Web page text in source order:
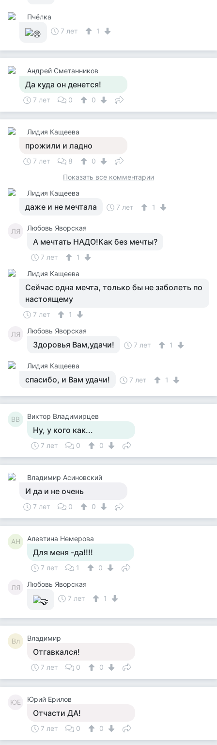
Пчёлка
7 лет
1
Андрей Сметанников
Да куда он денется!
7 лет 0 0
Лидия Кащеева
прожили и ладно
7 лет 8
0
Показать все комментарии
Лидия Кащеева
даже и не мечтала 7 лет 1
ЛЯ Любовь Яворская
А мечтать НАДО!Как без мечты?
7 лет
1
Лидия Кащеева
Сейчас одна мечта, только бы не заболеть по
настоящему
7 лет 1
ЛЯ Любовь Яворская
Здоровья Вам,удачи! 7 лет 1
Лидия Кащеева
спасибо, и Вам удачи! 7 лет 1
ВВ Виктор Владимирцев
Ну, у кого как...
7 лет 0 0
Владимир Асиновский
И да и не очень
7 лет 0 0
АН Алевтина Немерова
Для меня -да!!!!
7 лет 1 0
ЛЯ
Любовь Яворская
7 лет
1
Вл Владимир
Отгавкался!
7 лет 0 0
ЮЕ Юрий Ерилов
Отчасти ДА!
7 лет 0 0